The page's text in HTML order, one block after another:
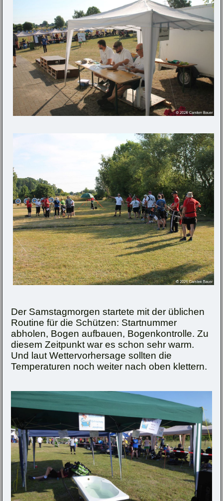
Der Samstagmorgen startete mit der üblichen
Routine für die Schützen: Startnummer
abholen, Bogen aufbauen, Bogenkontrolle. Zu
diesem Zeitpunkt war es schon sehr warm.
Und laut Wettervorhersage sollten die
Temperaturen noch weiter nach oben klettern.